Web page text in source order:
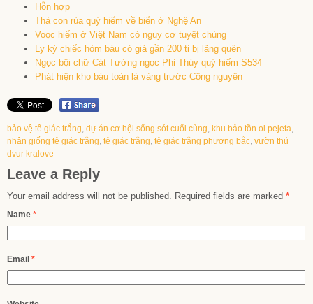
Hỗn hợp
Thả con rùa quý hiếm về biển ở Nghệ An
Voọc hiếm ở Việt Nam có nguy cơ tuyệt chủng
Ly kỳ chiếc hòm báu có giá gần 200 tỉ bị lãng quên
Ngọc bội chữ Cát Tường ngọc Phỉ Thúy quý hiếm S534
Phát hiện kho báu toàn là vàng trước Công nguyên
bảo vệ tê giác trắng, dự án cơ hội sống sót cuối cùng, khu bảo tồn ol pejeta,
nhân giống tê giác trắng, tê giác trắng, tê giác trắng phương bắc, vườn thú
dvur kralove
Leave a Reply
Your email address will not be published. Required fields are marked *
Name *
Email *